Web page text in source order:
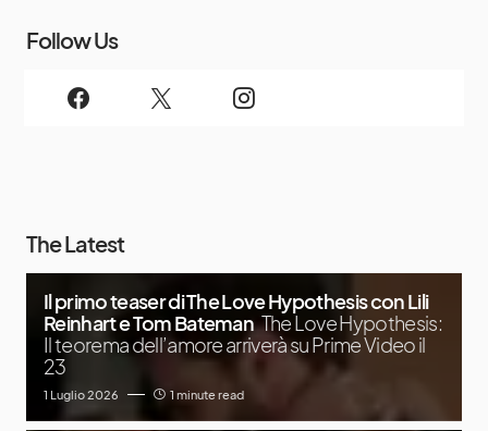
Follow Us
The Latest
Il primo teaser di The Love Hypothesis con Lili
Reinhart e Tom Bateman The Love Hypothesis:
Il teorema dell’amore arriverà su Prime Video il
23
1 Luglio 2026 1 minute read